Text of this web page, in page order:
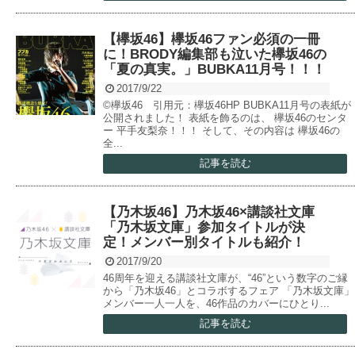
【欅坂46】欅坂46ファン必須の一冊
に！BRODY編集部も泣いた欅坂46の
「夏の真実。」BUBKA11月号！！！
2017/9/22
©欅坂46 引用元：欅坂46HP BUBKA11月号の表紙が
公開されました！ 表紙を飾るのは、 欅坂46のセンタ
ー 平手友梨奈！！！ そして、その内容は 欅坂46の
全...
記事を読む
【乃木坂46】乃木坂46×講談社文庫
「乃木坂文庫」参加タイトルが決
定！メンバー別タイトルも紹介！
2017/9/20
46周年を迎える講談社文庫が、“46”という数字のご縁
から「乃木坂46」とコラボするフェア 「乃木坂文庫」
メンバー一人一人を、46作品のカバーにひとり...
記事を読む